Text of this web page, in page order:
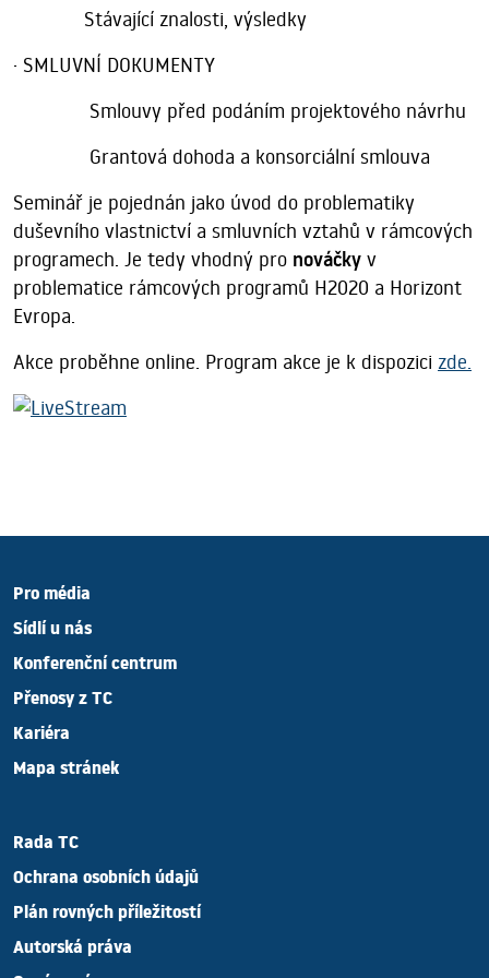
Stávající znalosti, výsledky
· SMLUVNÍ DOKUMENTY
Smlouvy před podáním projektového návrhu
Grantová dohoda a konsorciální smlouva
Seminář je pojednán jako úvod do problematiky
duševního vlastnictví a smluvních vztahů v rámcových
programech. Je tedy vhodný pro nováčky v
problematice rámcových programů H2020 a Horizont
Evropa.
Akce proběhne online. Program akce je k dispozici zde.
Pro média
Sídlí u nás
Konferenční centrum
Přenosy z TC
Kariéra
Mapa stránek
Rada TC
Ochrana osobních údajů
Plán rovných příležitostí
Autorská práva